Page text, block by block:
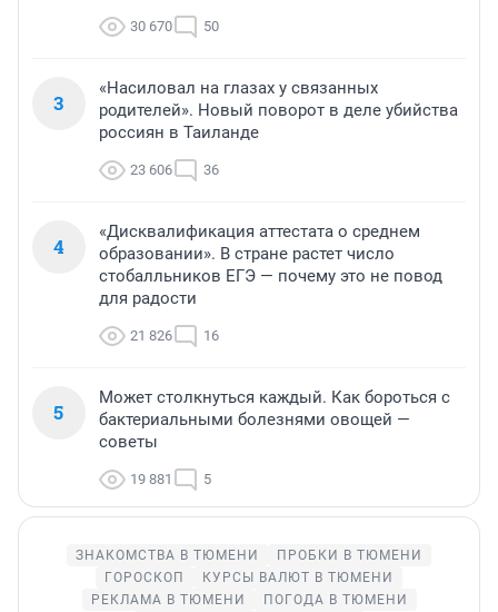
30 670 50
3
«Насиловал на глазах у связанных
родителей». Новый поворот в деле убийства
россиян в Таиланде
23 606 36
4
«Дисквалификация аттестата о среднем
образовании». В стране растет число
стобалльников ЕГЭ — почему это не повод
для радости
21 826 16
5
Может столкнуться каждый. Как бороться с
бактериальными болезнями овощей —
советы
19 881 5
ЗНАКОМСТВА В ТЮМЕНИ
ПРОБКИ В ТЮМЕНИ
ГОРОСКОП
КУРСЫ ВАЛЮТ В ТЮМЕНИ
РЕКЛАМА В ТЮМЕНИ
ПОГОДА В ТЮМЕНИ